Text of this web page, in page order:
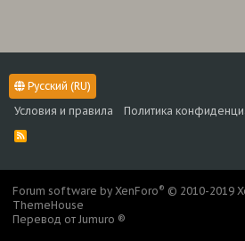
Русский (RU)
Условия и правила
Политика
R
S
Forum software by XenForo® © 2010-2019
ThemeHouse
Перевод от Jumuro ®